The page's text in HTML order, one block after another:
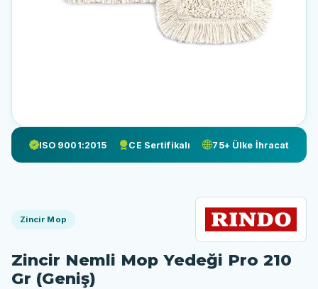
ISO 9001:2015 CE Sertifikalı 75+ Ülke İhracat
Zincir Mop
Zincir Nemli Mop Yedeği Pro 210
Gr (Geniş)